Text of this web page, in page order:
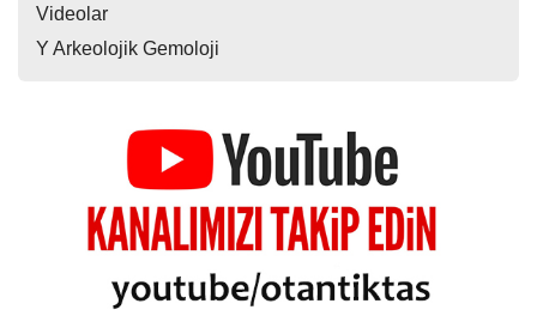
Videolar
Y Arkeolojik Gemoloji